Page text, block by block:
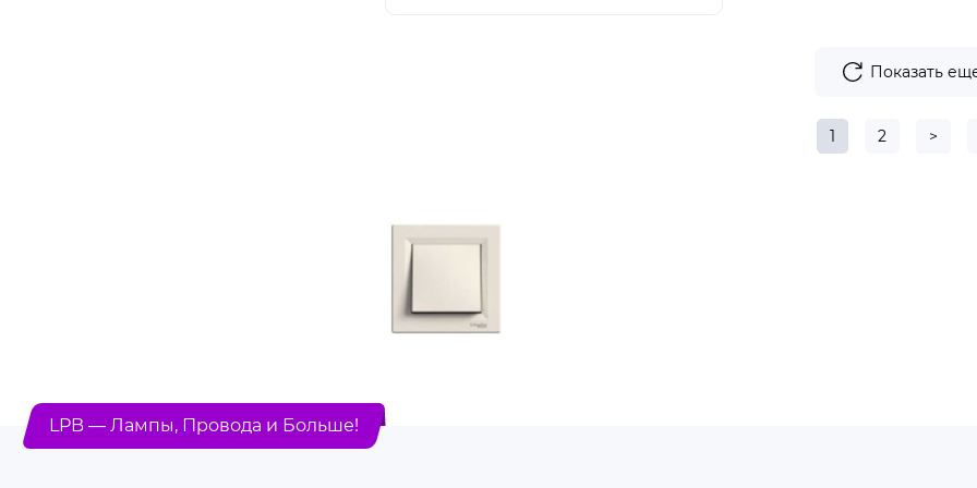
Показать
1 2 >
LPB — Лампы, Провода и Больше!